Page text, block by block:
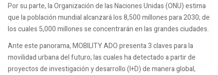
Por su parte, la Organización de las Naciones Unidas (ONU) estima
que la población mundial alcanzará los 8,500 millones para 2030; de
los cuales 5,000 millones se concentrarán en las grandes ciudades.
Ante este panorama, MOBILITY ADO presenta 3 claves para la
movilidad urbana del futuro; las cuales ha detectado a partir de
proyectos de investigación y desarrollo (I+D) de manera global,